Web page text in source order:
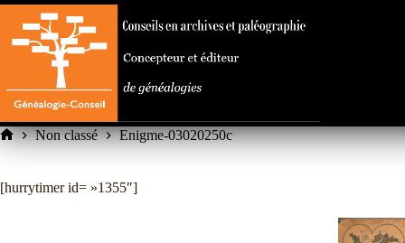
Passer
contenu
Accueil
Non classé Enigme-03020250c
[hurrytimer id= »1355″]